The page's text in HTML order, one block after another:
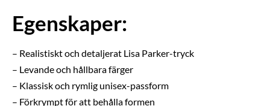
Egenskaper:
– Realistiskt och detaljerat Lisa Parker-tryck
– Levande och hållbara färger
– Klassisk och rymlig unisex-passform
– Förkrympt för att behålla formen